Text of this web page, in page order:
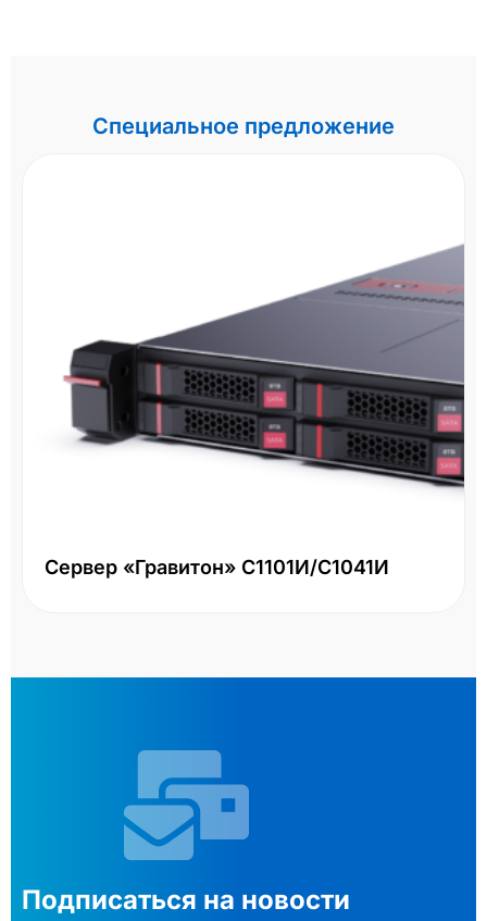
Специальное предложение
Сервер «Гравитон» С1101И/С1041И
Подписаться на новости